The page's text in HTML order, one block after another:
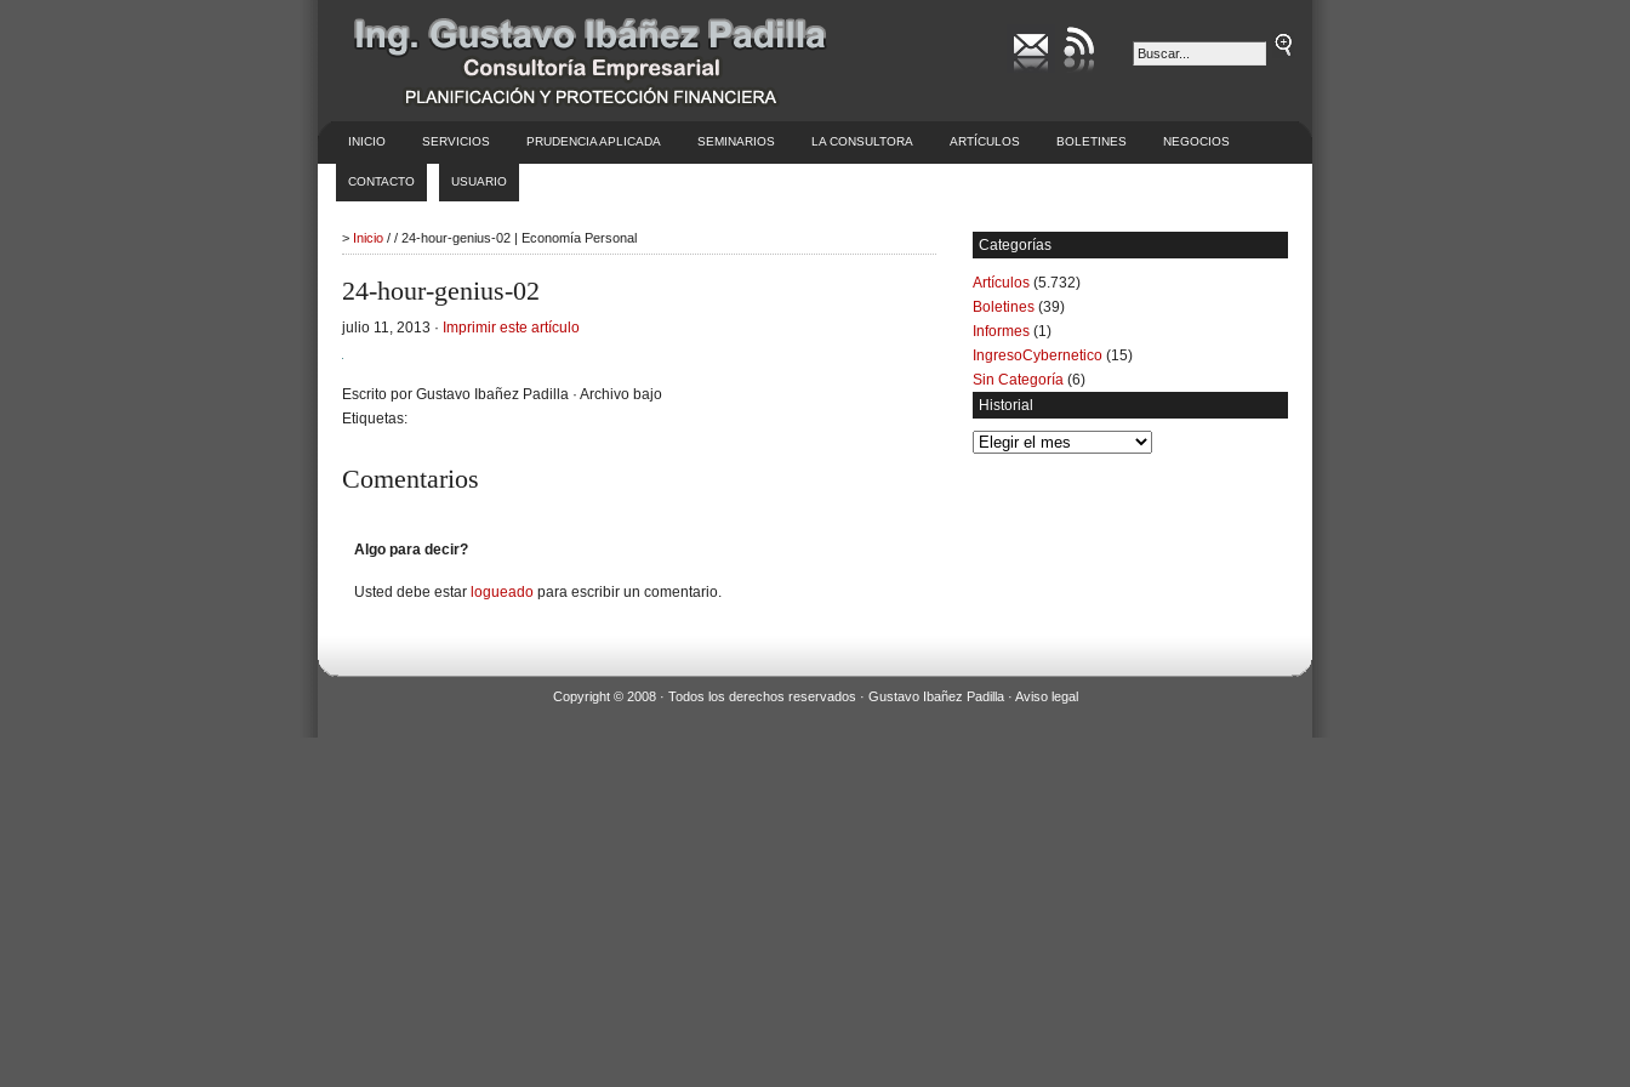
INICIO SERVICIOS PRUDENCIA APLICADA SEMINARIOS LA CONSULTORA ARTÍCULOS BOLETINES NEGOCIOS
CONTACTO USUARIO
> Inicio / / 24-hour-genius-02 | Economía Personal
24-hour-genius-02
julio 11, 2013 · Imprimir este artículo
Escrito por Gustavo Ibañez Padilla · Archivo bajo
Etiquetas:
Comentarios
Algo para decir?
Usted debe estar logueado para escribir un comentario.
Categorías
Artículos (5.732)
Boletines (39)
Informes (1)
IngresoCybernetico (15)
Sin Categoría (6)
Historial
Historial
Copyright © 2008 · Todos los derechos reservados · Gustavo Ibañez Padilla · Aviso legal